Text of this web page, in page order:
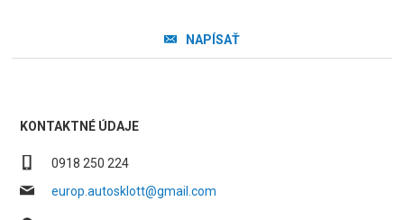
NAPÍSAŤ
KONTAKTNÉ ÚDAJE
0918 250 224
europ.autosklott@gmail.com